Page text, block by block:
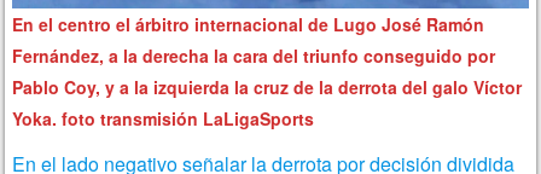
En el centro el árbitro internacional de Lugo José Ramón
Fernández, a la derecha la cara del triunfo conseguido por
Pablo Coy, y a la izquierda la cruz de la derrota del galo Víctor
Yoka. foto transmisión LaLigaSports
En el lado negativo señalar la derrota por decisión dividida